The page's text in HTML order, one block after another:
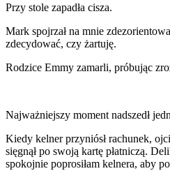
Przy stole zapadła cisza.
Mark spojrzał na mnie
zdecydować, czy żartuję.
Rodzice Emmy zamarli, próbując
Najważniejszy moment nadszedł
Kiedy kelner przyniósł rachunek,
sięgnął po swoją kartę płatniczą.
spokojnie poprosiłam kelnera, aby